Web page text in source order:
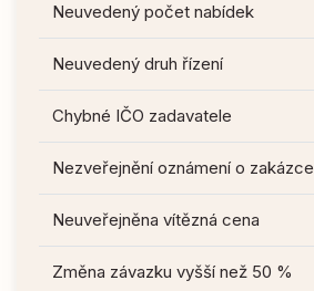
Neuvedený počet nabídek
Neuvedený druh řízení
Chybné IČO zadavatele
Nezveřejnění oznámení o zakázce
Neuveřejněna vítězná cena
Změna závazku vyšší než 50 %